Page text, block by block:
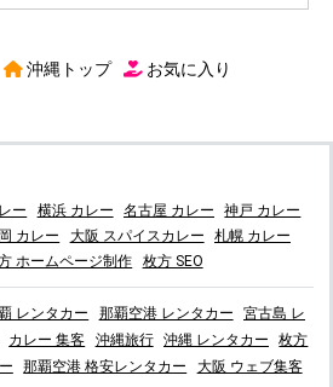
沖縄トップ お気に入り
ー 横浜 カレー 名古屋 カレー
神戸 カレー
カレー 大阪 スパイスカレー
札幌 カレー
ホームページ制作 枚方 SEO
レンタカー 那覇空港 レンタカー
宮古島 レ
カレー 集客 沖縄旅行 沖縄 レンタカー
枚方
那覇空港 格安レンタカー
大阪 ウェブ集客